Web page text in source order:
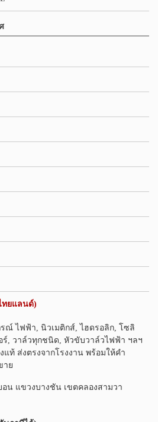
ทยแลนด์)
ณ์ ไฟฟ้า, นิวเมติกส์, ไฮดรอลิก, โซลิ
ร์, วาล์วทุกชนิด, หัวขับวาล์วไฟฟ้า ฯลฯ
ท้ ส่งตรงจากโรงงาน พร้อมให้คำ
าย
น แขวงบางชัน เขตคลองสามวา